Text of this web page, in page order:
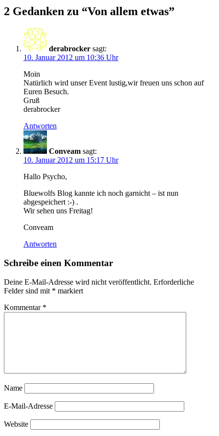
2 Gedanken zu “Von allem etwas”
derabrocker sagt:
10. Januar 2012 um 10:36 Uhr
Moin
Natürlich wird unser Event lustig,wir freuen uns schon auf
Euren Besuch.
Gruß
derabrocker
Antworten
Conveam sagt:
10. Januar 2012 um 15:17 Uhr
Hallo Psycho,
Bluewolfs Blog kannte ich noch garnicht – ist nun
abgespeichert :-) .
Wir sehen uns Freitag!
Conveam
Antworten
Schreibe einen Kommentar
Deine E-Mail-Adresse wird nicht veröffentlicht. Erforderliche
Felder sind mit * markiert
Kommentar *
Name
E-Mail-Adresse
Website